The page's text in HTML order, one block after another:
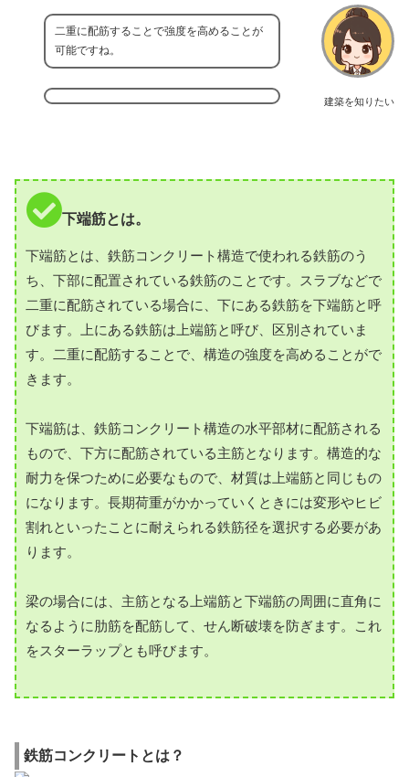
建築を知りたい
二重に配筋することで強度を高めることが
可能ですね。
下端筋とは。
下端筋とは、鉄筋コンクリート構造で使われる鉄筋のう
ち、下部に配置されている鉄筋のことです。スラブなどで
二重に配筋されている場合に、下にある鉄筋を下端筋と呼
びます。上にある鉄筋は上端筋と呼び、区別されていま
す。二重に配筋することで、構造の強度を高めることがで
きます。
下端筋は、鉄筋コンクリート構造の水平部材に配筋される
もので、下方に配筋されている主筋となります。構造的な
耐力を保つために必要なもので、材質は上端筋と同じもの
になります。長期荷重がかかっていくときには変形やヒビ
割れといったことに耐えられる鉄筋径を選択する必要があ
ります。
梁の場合には、主筋となる上端筋と下端筋の周囲に直角に
なるように肋筋を配筋して、せん断破壊を防ぎます。これ
をスターラップとも呼びます。
鉄筋コンクリートとは？